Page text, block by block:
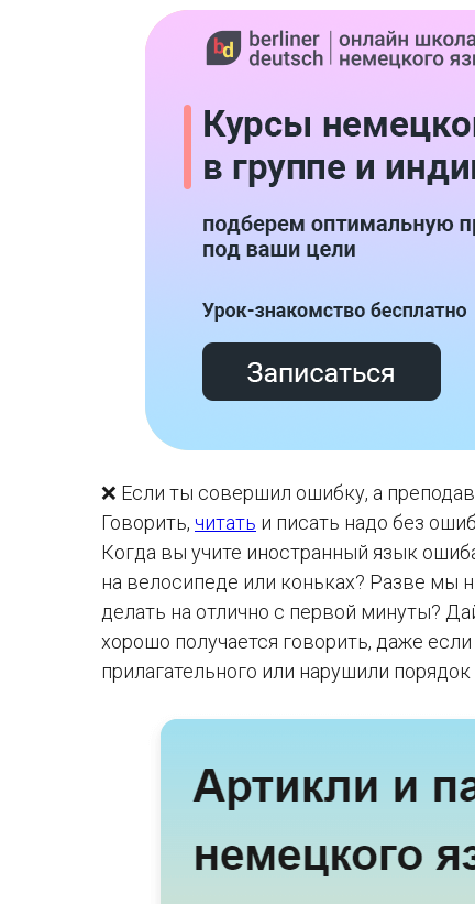
❌ Если ты совершил ошибку, а
Говорить, читать и писать надо без
Когда вы учите иностранный язык
на велосипеде или коньках? Разве мы
делать на отлично с первой минуты?
хорошо получается говорить, даже
прилагательного или нарушили порядок